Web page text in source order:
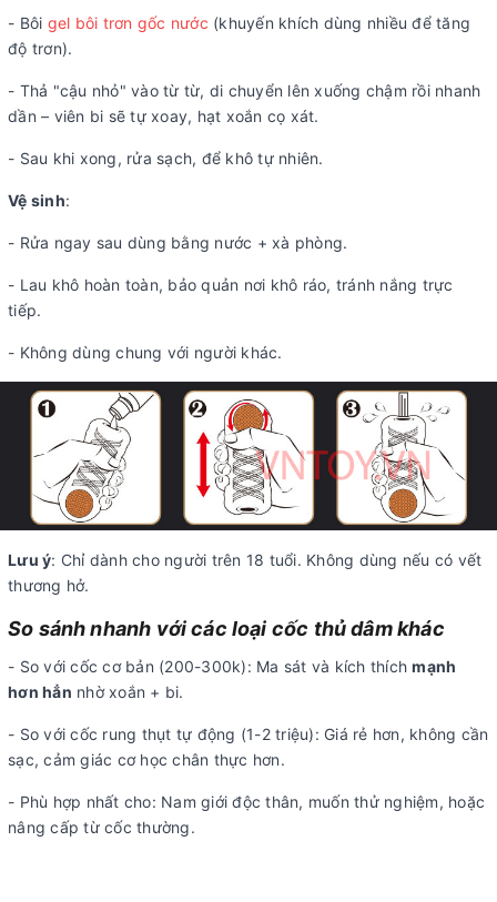
- Bôi gel bôi trơn gốc nước (khuyến khích dùng nhiều để tăng
độ trơn).
- Thả "cậu nhỏ" vào từ từ, di chuyển lên xuống chậm rồi nhanh
dần – viên bi sẽ tự xoay, hạt xoắn cọ xát.
- Sau khi xong, rửa sạch, để khô tự nhiên.
Vệ sinh:
- Rửa ngay sau dùng bằng nước + xà phòng.
- Lau khô hoàn toàn, bảo quản nơi khô ráo, tránh nắng trực
tiếp.
- Không dùng chung với người khác.
Lưu ý: Chỉ dành cho người trên 18 tuổi. Không dùng nếu có vết
thương hở.
So sánh nhanh với các loại cốc thủ dâm khác
- So với cốc cơ bản (200-300k): Ma sát và kích thíchmạnh
hơn hẳn nhờ xoắn + bi.
- So với cốc rung thụt tự động (1-2 triệu): Giá rẻ hơn, không cần
sạc, cảm giác cơ học chân thực hơn.
- Phù hợp nhất cho: Nam giới độc thân, muốn thử nghiệm, hoặc
nâng cấp từ cốc thường.